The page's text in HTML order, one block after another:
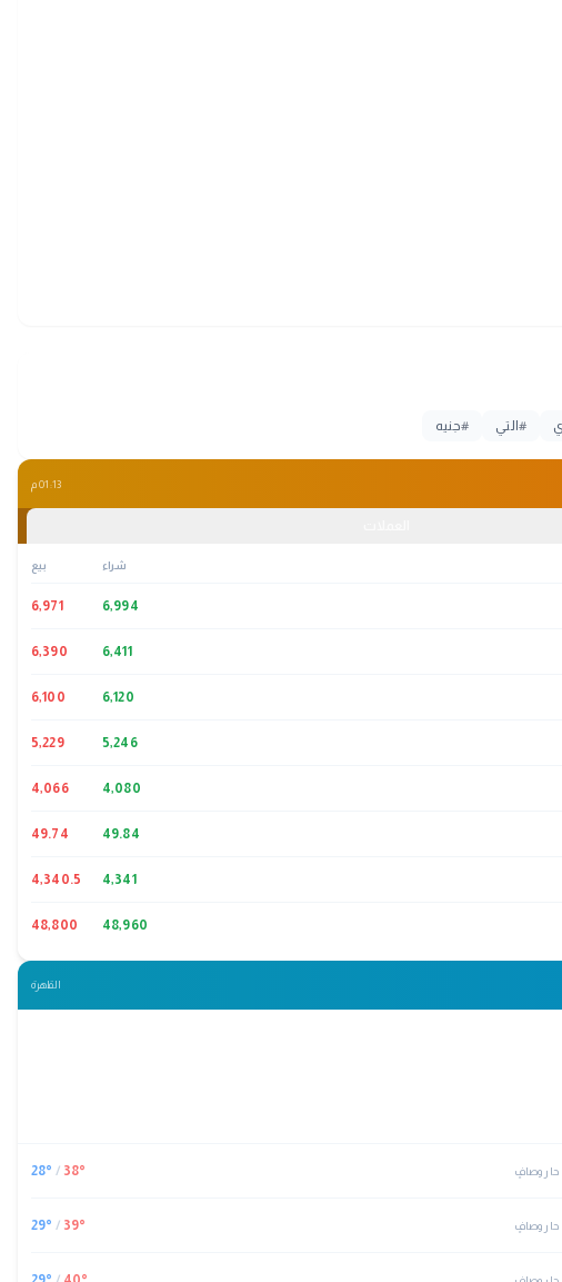
# التي #جنيه
01:13 م
شراء بيع
6,994
6,971
6,411
6,390
6,120
6,100
5,246
5,229
4,080
4,066
49.84
49.74
4,341
4,340.5
48,960
48,800
القاهرة
حار وصافٍ 38°
/
28°
حار وصافٍ 39°
/
29°